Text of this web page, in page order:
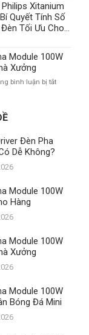
Không?
Module
100W
Cho
Hàng
Xitanium
Quyết Tính Số
Tối Ưu Cho
Module 100W
Xưởng
bình luận bị tắtở
Đèn Pha
Dễ Không?
Module 100W
Hàng
Module 100W
Xưởng
Module 100W
Bóng Đá Mini